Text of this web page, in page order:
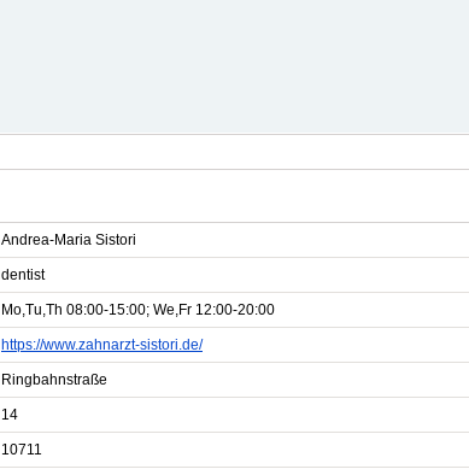
Andrea-Maria Sistori
dentist
Mo,Tu,Th 08:00-15:00; We,Fr 12:00-20:00
https://www.zahnarzt-sistori.de/
Ringbahnstraße
14
10711